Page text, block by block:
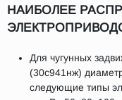
НАИБОЛЕЕ
Для чугунных
(30с941нж)
следующие типы